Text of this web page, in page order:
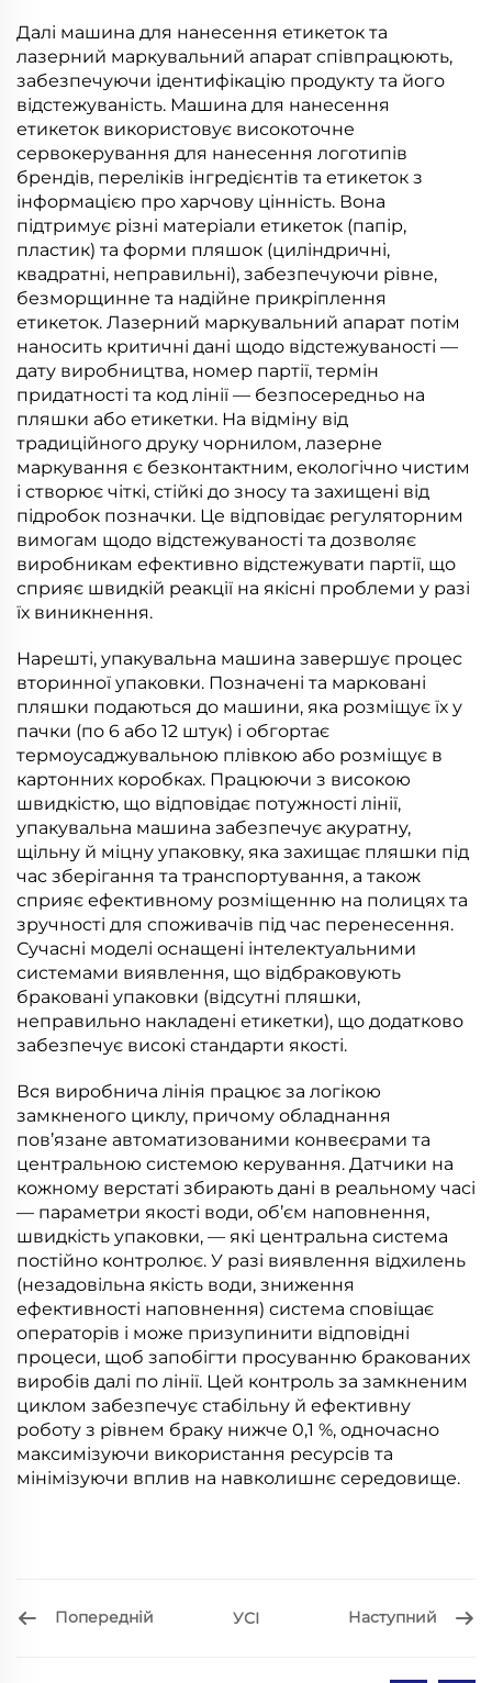
Далі машина для нанесення етикеток та
лазерний маркувальний апарат співпрацюють,
забезпечуючи ідентифікацію продукту та його
відстежуваність. Машина для нанесення
етикеток використовує високоточне
сервокерування для нанесення логотипів
брендів, переліків інгредієнтів та етикеток з
інформацією про харчову цінність. Вона
підтримує різні матеріали етикеток (папір,
пластик) та форми пляшок (циліндричні,
квадратні, неправильні), забезпечуючи рівне,
безморщинне та надійне прикріплення
етикеток. Лазерний маркувальний апарат потім
наносить критичні дані щодо відстежуваності —
дату виробництва, номер партії, термін
придатності та код лінії — безпосередньо на
пляшки або етикетки. На відміну від
традиційного друку чорнилом, лазерне
маркування є безконтактним, екологічно чистим
і створює чіткі, стійкі до зносу та захищені від
підробок позначки. Це відповідає регуляторним
вимогам щодо відстежуваності та дозволяє
виробникам ефективно відстежувати партії, що
сприяє швидкій реакції на якісні проблеми у разі
їх виникнення.
Нарешті, упакувальна машина завершує процес
вторинної упаковки. Позначені та марковані
пляшки подаються до машини, яка розміщує їх у
пачки (по 6 або 12 штук) і обгортає
термоусаджувальною плівкою або розміщує в
картонних коробках. Працюючи з високою
швидкістю, що відповідає потужності лінії,
упакувальна машина забезпечує акуратну,
щільну й міцну упаковку, яка захищає пляшки під
час зберігання та транспортування, а також
сприяє ефективному розміщенню на полицях та
зручності для споживачів під час перенесення.
Сучасні моделі оснащені інтелектуальними
системами виявлення, що відбраковують
браковані упаковки (відсутні пляшки,
неправильно накладені етикетки), що додатково
забезпечує високі стандарти якості.
Вся виробнича лінія працює за логікою
замкненого циклу, причому обладнання
пов’язане автоматизованими конвеєрами та
центральною системою керування. Датчики на
кожному верстаті збирають дані в реальному часі
— параметри якості води, об’єм наповнення,
швидкість упаковки, — які центральна система
постійно контролює. У разі виявлення відхилень
(незадовільна якість води, зниження
ефективності наповнення) система сповіщає
операторів і може призупинити відповідні
процеси, щоб запобігти просуванню бракованих
виробів далі по лінії. Цей контроль за замкненим
циклом забезпечує стабільну й ефективну
роботу з рівнем браку нижче 0,1 %, одночасно
максимізуючи використання ресурсів та
мінімізуючи вплив на навколишнє середовище.
Попередній УСІ Наступний